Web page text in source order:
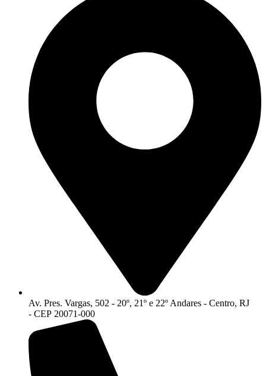
Av. Pres. Vargas, 502 - 20º, 21º e 22º Andares - Centro, RJ
- CEP 20071-000